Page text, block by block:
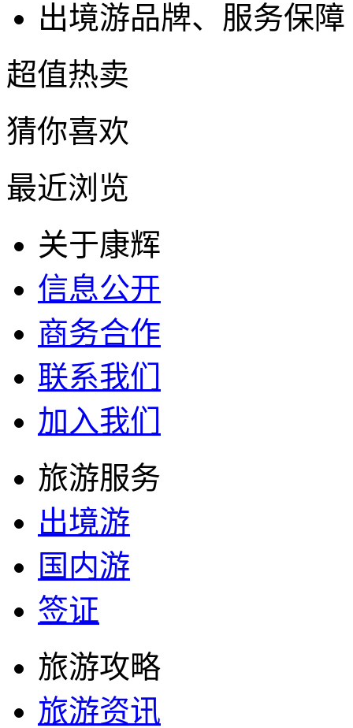
出境游品牌、服务保障
超值热卖
猜你喜欢
最近浏览
关于康辉
信息公开
商务合作
联系我们
加入我们
旅游服务
出境游
国内游
签证
旅游攻略
旅游资讯